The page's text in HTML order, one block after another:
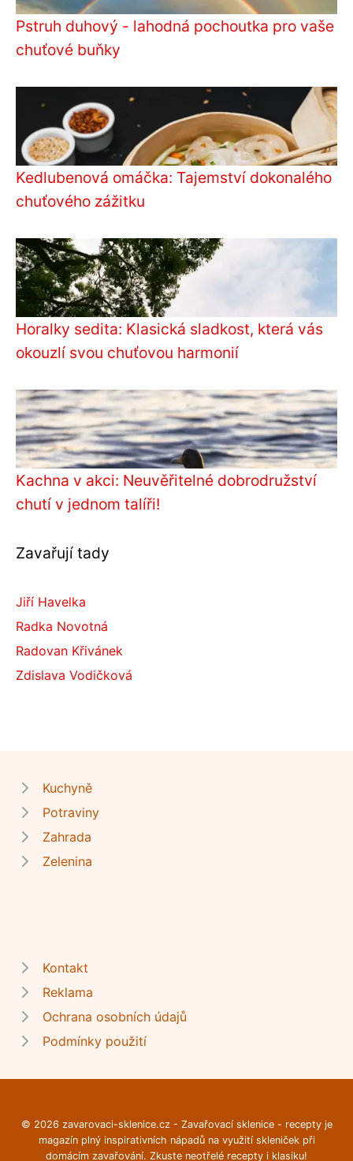
Pstruh duhový - lahodná pochoutka pro vaše
chuťové buňky
Kedlubenová omáčka: Tajemství dokonalého
chuťového zážitku
Horalky sedita: Klasická sladkost, která vás
okouzlí svou chuťovou harmonií
Kachna v akci: Neuvěřitelné dobrodružství
chutí v jednom talíři!
Zavařují tady
Jiří Havelka
Radka Novotná
Radovan Křivánek
Zdislava Vodičková
Kuchyně
Potraviny
Zahrada
Zelenina
Kontakt
Reklama
Ochrana osobních údajů
Podmínky použití
© 2026 zavarovaci-sklenice.cz - Zavařovací sklenice - recepty je
magazín plný inspirativních nápadů na využití skleniček při
domácím zavařování. Zkuste neotřelé recepty i klasiku!